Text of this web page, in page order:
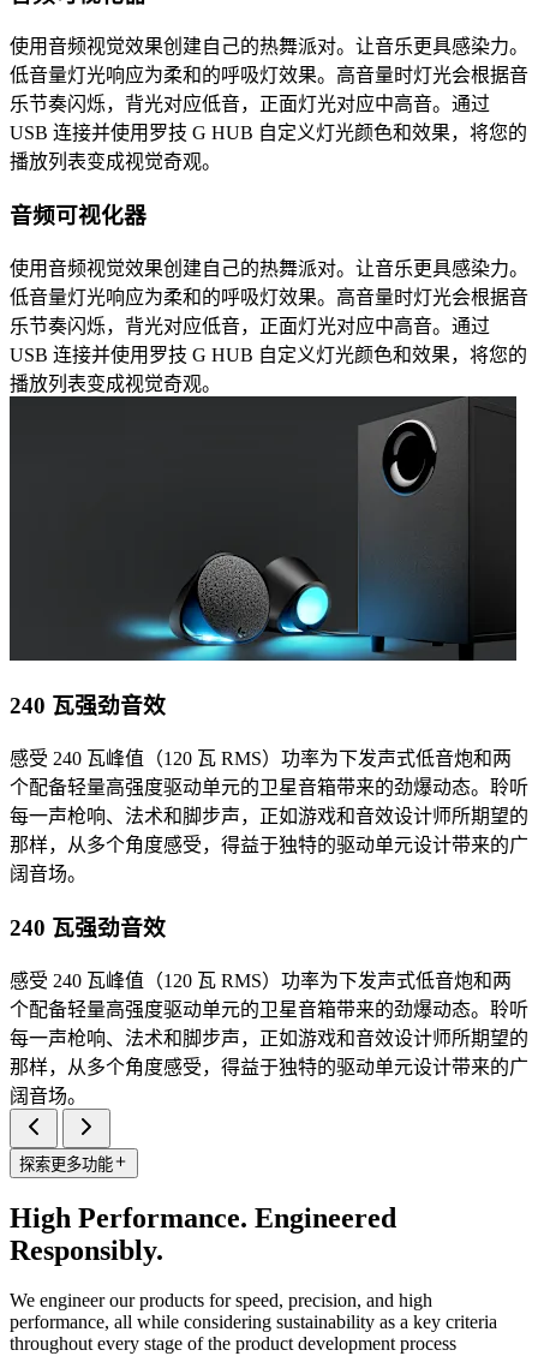
使用音频视觉效果创建自己的热舞派对。让音乐更具感染力。
低音量灯光响应为柔和的呼吸灯效果。高音量时灯光会根据音
乐节奏闪烁，背光对应低音，正面灯光对应中高音。通过
USB 连接并使用罗技 G HUB 自定义灯光颜色和效果，将您的
播放列表变成视觉奇观。
音频可视化器
使用音频视觉效果创建自己的热舞派对。让音乐更具感染力。
低音量灯光响应为柔和的呼吸灯效果。高音量时灯光会根据音
乐节奏闪烁，背光对应低音，正面灯光对应中高音。通过
USB 连接并使用罗技 G HUB 自定义灯光颜色和效果，将您的
播放列表变成视觉奇观。
240 瓦强劲音效
感受 240 瓦峰值（120 瓦 RMS）功率为下发声式低音炮和两
个配备轻量高强度驱动单元的卫星音箱带来的劲爆动态。聆听
每一声枪响、法术和脚步声，正如游戏和音效设计师所期望的
那样，从多个角度感受，得益于独特的驱动单元设计带来的广
阔音场。
240 瓦强劲音效
感受 240 瓦峰值（120 瓦 RMS）功率为下发声式低音炮和两
个配备轻量高强度驱动单元的卫星音箱带来的劲爆动态。聆听
每一声枪响、法术和脚步声，正如游戏和音效设计师所期望的
那样，从多个角度感受，得益于独特的驱动单元设计带来的广
阔音场。
探索更多功能
High Performance. Engineered
Responsibly.
We engineer our products for speed, precision, and high
performance, all while considering sustainability as a key criteria
throughout every stage of the product development process